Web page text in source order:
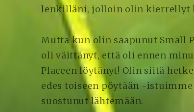
lenkilläni, jolloin olin kierrellyt
Mutta kun olin saapunut Small
oli väittänyt, että oli ennen
Placeen löytänyt! Olin siitä
edes toiseen pöytään -
suostunut lähtemään.